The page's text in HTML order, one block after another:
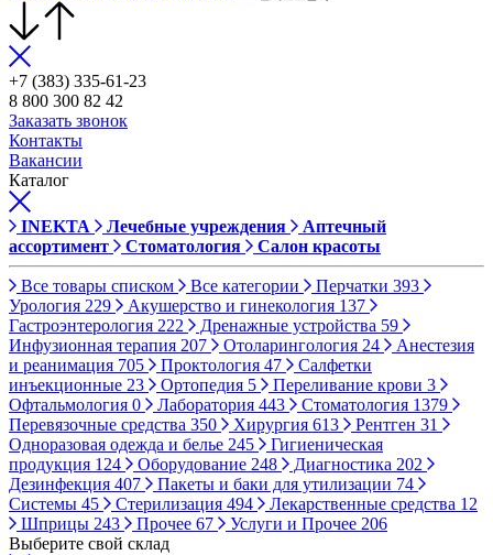
+7 (383) 335-61-23
8 800 300 82 42
Заказать звонок
Контакты
Вакансии
Каталог
INEKTA Лечебные учреждения
Аптечный
ассортимент
Стоматология Салон красоты
Все товары списком Все категории Перчатки 393
Урология 229 Акушерство и гинекология 137
Гастроэнтерология 222 Дренажные устройства 59
Инфузионная терапия 207 Отоларингология 24
Анестезия
и реанимация 705 Проктология 47
Салфетки
инъекционные 23 Ортопедия 5 Переливание крови 3
Офтальмология 0 Лаборатория 443 Стоматология 1379
Перевязочные средства 350 Хирургия 613 Рентген 31
Одноразовая одежда и белье 245
Гигиеническая
продукция 124 Оборудование 248 Диагностика 202
Дезинфекция 407 Пакеты и баки для утилизации 74
Системы 45 Стерилизация 494 Лекарственные средства 12
Шприцы 243 Прочее 67 Услуги и Прочее 206
Выберите свой склад